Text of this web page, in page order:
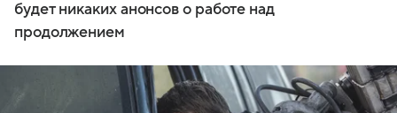
будет никаких анонсов о работе над
продолжением